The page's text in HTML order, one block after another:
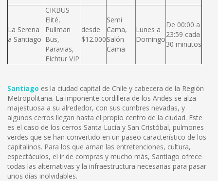
La Serena
a Santiago
CIKBUS
Elité,
Pullman
Bus,
Paravias,
FIchtur VIP
desde
$12.000
Semi
Cama,
Salón
Cama
Lunes a
Domingo
De 00:00 a
23:59 cada
30 minutos
Santiago es la ciudad capital de Chile y cabecera de la Región
Metropolitana. La imponente cordillera de los Andes se alza
majestuosa a su alrededor, con sus cumbres nevadas, y
algunos cerros llegan hasta el propio centro de la ciudad. Este
es el caso de los cerros Santa Lucía y San Cristóbal, pulmones
verdes que se han convertido en un paseo característico de los
capitalinos. Para los que aman las entretenciones, cultura,
espectáculos, el ir de compras y mucho más, Santiago ofrece
todas las alternativas y la infraestructura necesarias para pasar
unos días inolvidables.